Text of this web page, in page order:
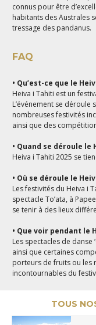
connus pour être
habitants des Australes
tressage des pandanus.
FAQ
• Qu’est-ce que le
Heiva i Tahiti est un
L’événement se
nombreuses festivités
ainsi que des
• Quand se déroule le
Heiva i Tahiti 2025 se
• Où se déroule le
Les festivités du Heiva i
spectacle To’ata, à
se tenir à des lieux
• Que voir pendant le
Les spectacles de danse
ainsi que certaines
porteurs de fruits ou les
incontournables du
TOUS